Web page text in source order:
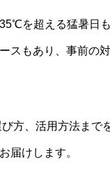
を超える猛暑日
スもあり、事前の対
方、活用方法まで
届けします。